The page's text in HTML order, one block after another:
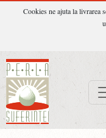
Cookies ne ajuta la livrarea